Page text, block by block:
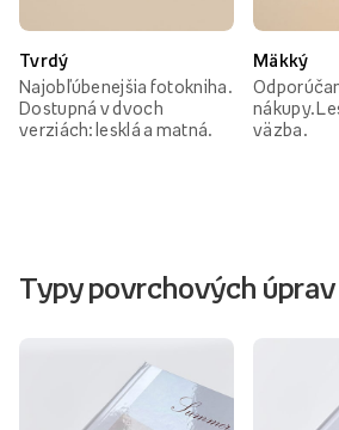
Tvrdý
Najobľúbenejšia fotokniha.
Dostupná v dvoch
verziách: lesklá a matná.
Mäkký
nákupy.
väzba.
Typy povrchových úprav